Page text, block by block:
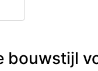
bouwstijl